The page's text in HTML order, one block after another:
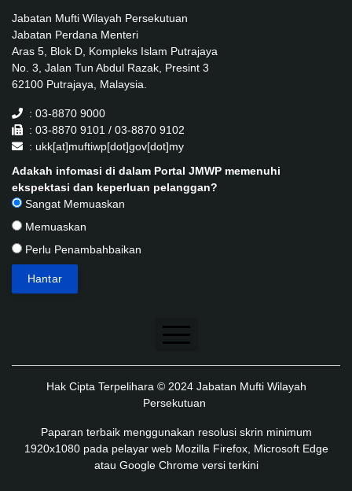
Jabatan Mufti Wilayah Persekutuan
Jabatan Perdana Menteri
Aras 5, Blok D, Kompleks Islam Putrajaya
No. 3, Jalan Tun Abdul Razak, Presint 3
62100 Putrajaya, Malaysia.
: 03-8870 9000
: 03-8870 9101 / 03-8870 9102
: ukk[at]muftiwp[dot]gov[dot]my
Adakah infomasi di dalam Portal JMWP memenuhi
ekspektasi dan keperluan pelanggan?
Sangat Memuaskan
Memuaskan
Perlu Penambahbaikan
Penafian
Dasar Keselamatan
Dasar Privasi Aplikasi
Hak Cipta Terpelihara © 2024 Jabatan Mufti Wilayah
Persekutuan
Paparan terbaik menggunakan resolusi skrin minimum
1920x1080 pada pelayar web Mozilla Firefox, Microsoft Edge
atau Google Chrome versi terkini